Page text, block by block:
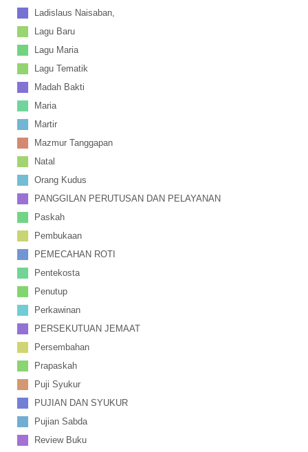
Ladislaus Naisaban,
Lagu Baru
Lagu Maria
Lagu Tematik
Madah Bakti
Maria
Martir
Mazmur Tanggapan
Natal
Orang Kudus
PANGGILAN PERUTUSAN DAN PELAYANAN
Paskah
Pembukaan
PEMECAHAN ROTI
Pentekosta
Penutup
Perkawinan
PERSEKUTUAN JEMAAT
Persembahan
Prapaskah
Puji Syukur
PUJIAN DAN SYUKUR
Pujian Sabda
Review Buku